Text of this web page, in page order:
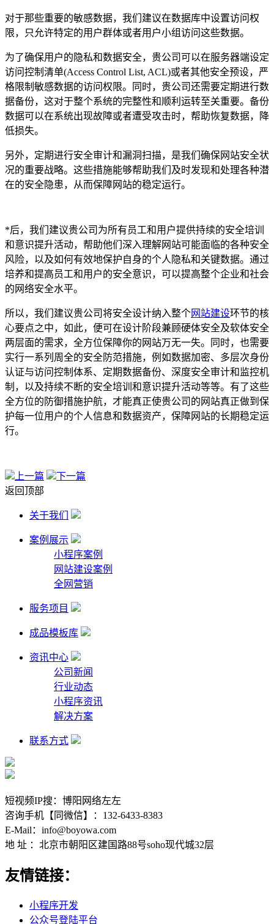
对于那些重要的敏感数据，我们建议在数据库中设置访问权
限，只允许特定的用户群体或者用户小组访问这些数据。
为了确保用户的隐私和数据安全，贵公司可以在服务器端设定
访问控制清单(Access Control List, ACL)或者其他安全预设，严
格限制敏感数据的访问权限。同时，贵公司还需要定期进行数
据备份，这对于整个系统的完整性和顺利运转至关重要。备份
数据可以在系统出现故障或者遭受攻击时，帮助恢复数据，降
低损失。
另外，定期进行安全审计和漏洞扫描，是我们确保网站安全状
况的重要战略。这些措施能够帮助我们及时发现和处理各种潜
在的安全隐患，从而保障网站的稳定运行。
*后，我们建议贵公司为所有员工和用户提供持续的安全培训
和意识提升活动，帮助他们深入理解网站可能面临的各种安全
风险，以及如何有效地保护自身的个人隐私和关键数据。通过
培养和提高员工和用户的安全意识，可以提高整个企业和社会
的网络安全水平。
所以，我们建议贵公司将安全设计纳入整个网站建设环节的核
心要点之中，如此，便可在设计阶段兼顾硬体安全及软体安全
两层面的需求，全方位保障你的网站万无一失。同时，也需要
实行一系列周全的安全防范措施，例如数据加密、多层次身份
认证与访问控制体系、定期数据备份、深度安全审计和监控机
制，以及持续不断的安全培训和意识提升活动等等。有了这些
全方位的防御措施护航，才能真正使贵公司的网站真正做到保
护每一位用户的个人信息和数据资产，保障网站的长期稳定运
行。
上一篇
下一篇
返回顶部
关于我们
案例展示
小程序案例
网站建设案例
全网营销
服务项目
成品模板库
资讯中心
公司新闻
行业动态
小程序资讯
解决方案
联系方式
短视频IP搜：博阳网络左左
咨询手机【同微信】：132-6433-8383
E-Mail：info@boyowa.com
地 址 ：北京市朝阳区建国路88号soho现代城32层
友情链接：
小程序开发
公众号登陆平台